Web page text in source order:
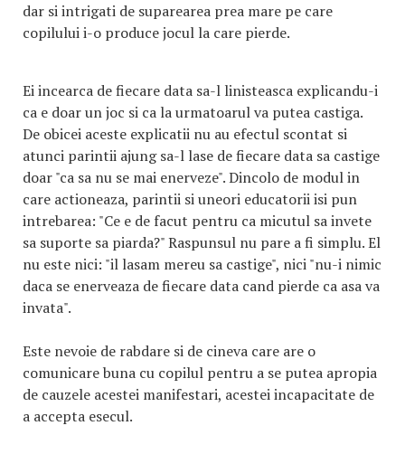
dar si intrigati de suparearea prea mare pe care
copilului i-o produce jocul la care pierde.
Ei incearca de fiecare data sa-l linisteasca explicandu-i
ca e doar un joc si ca la urmatoarul va putea castiga.
De obicei aceste explicatii nu au efectul scontat si
atunci parintii ajung sa-l lase de fiecare data sa castige
doar "ca sa nu se mai enerveze". Dincolo de modul in
care actioneaza, parintii si uneori educatorii isi pun
intrebarea: "Ce e de facut pentru ca micutul sa invete
sa suporte sa piarda?" Raspunsul nu pare a fi simplu. El
nu este nici: "il lasam mereu sa castige", nici "nu-i nimic
daca se enerveaza de fiecare data cand pierde ca asa va
invata".
Este nevoie de rabdare si de cineva care are o
comunicare buna cu copilul pentru a se putea apropia
de cauzele acestei manifestari, acestei incapacitate de
a accepta esecul.